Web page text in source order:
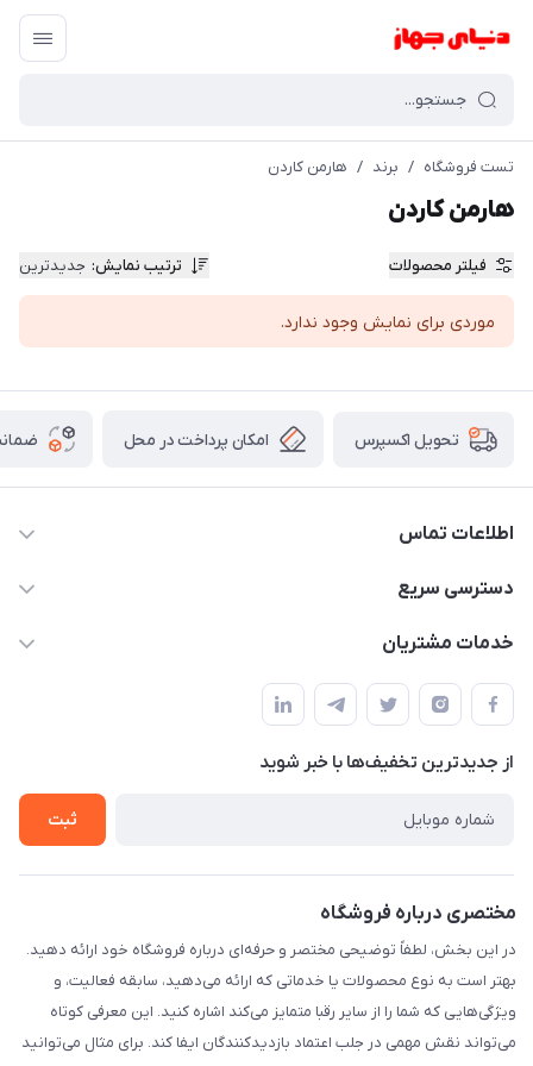
تست فروشگاه / برند / هارمن کاردن
هارمن کاردن
فیلتر محصولات ترتیب نمایش: جدیدترین
موردی برای نمایش وجود ندارد.
تحویل اکسپرس امکان پرداخت در محل
اطلاعات تماس
۰۲۱۰۰۰۰۰۰۰۰
دسترسی سریع
حساب کاربری
لیست محصولات
درباره ما
خدمات مشتریان
قوانین و مقررات
حریم خصوصی
راهنما
از جدید‌ترین تخفیف‌ها با‌ خبر شوید
ثبت
مختصری درباره فروشگاه
در این بخش، لطفاً توضیحی مختصر و حرفه‌ای درباره فروشگاه خود ارائه دهید.
بهتر است به نوع محصولات یا خدماتی که ارائه می‌دهید، سابقه فعالیت، و
ویژگی‌هایی که شما را از سایر رقبا متمایز می‌کند اشاره کنید. این معرفی کوتاه
می‌تواند نقش مهمی در جلب اعتماد بازدیدکنندگان ایفا کند. برای مثال می‌توانید